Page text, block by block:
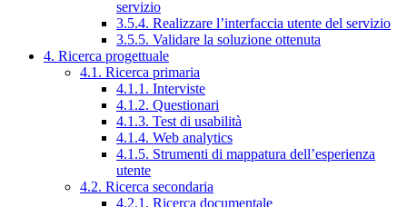
servizio
3.5.4. Realizzare l’interfaccia utente del servizio
3.5.5. Validare la soluzione ottenuta
4. Ricerca progettuale
4.1. Ricerca primaria
4.1.1. Interviste
4.1.2. Questionari
4.1.3. Test di usabilità
4.1.4. Web analytics
4.1.5. Strumenti di mappatura dell’esperienza
utente
4.2. Ricerca secondaria
4.2.1. Ricerca documentale